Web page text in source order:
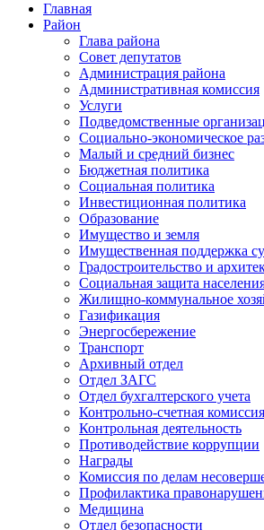
Главная
Район
Глава района
Совет депутатов
Администрация района
Административная комиссия
Услуги
Подведомственные
Социально-экономическое
Малый и средний бизнес
Бюджетная политика
Социальная политика
Инвестиционная политика
Образование
Имущество и земля
Имущественная поддержка
Градостроительство и
Социальная защита
Жилищно-коммунальное
Газификация
Энергосбережение
Транспорт
Архивный отдел
Отдел ЗАГС
Отдел бухгалтерского учета
Контрольно-счетная комиссия
Контрольная деятельность
Противодействие коррупции
Награды
Комиссия по делам
Профилактика
Медицина
Отдел безопасности